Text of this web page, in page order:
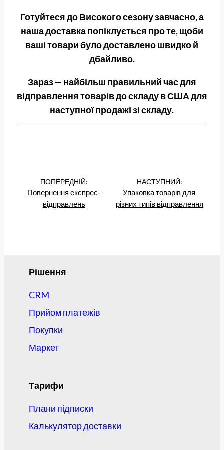
Готуйтеся до Високого сезону завчасно, а
наша доставка попіклується про те, щоби
ваші товари було доставлено швидко й
дбайливо.
Зараз — найбільш правильний час для
відправлення товарів до складу в США для
наступної продажі зі складу.
ПОПЕРЕДНІЙ:
Повернення експрес-
відправлень
НАСТУПНИЙ:
Упаковка товарів для
різних типів відправлення
Рішення
CRM
Прийом платежів
Покупки
Маркет
Тарифи
Плани підписки
Калькулятор доставки